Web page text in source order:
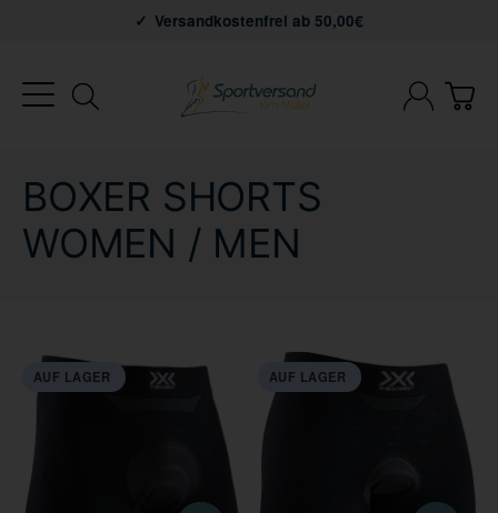
Versandkostenfrei ab 50,00€
BOXER SHORTS
WOMEN / MEN
AUF LAGER AUF LAGER